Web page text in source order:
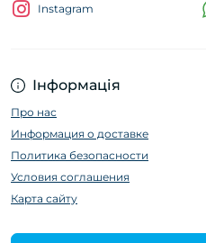
Інформація
Про нас
Информация о доставке
Политика безопасности
Условия соглашения
Карта сайту
Instagram